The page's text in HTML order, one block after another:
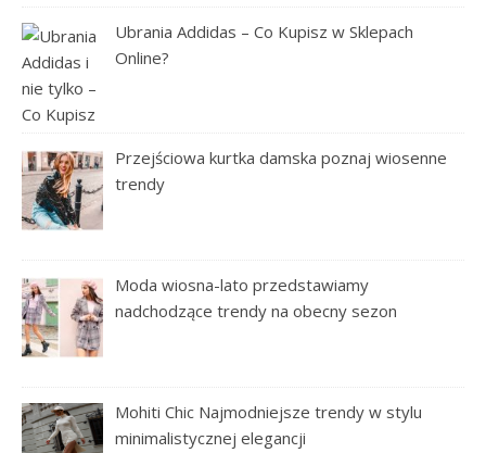
Ubrania Addidas – Co Kupisz w Sklepach
Online?
Przejściowa kurtka damska poznaj wiosenne
trendy
Moda wiosna-lato przedstawiamy
nadchodzące trendy na obecny sezon
Mohiti Chic Najmodniejsze trendy w stylu
minimalistycznej elegancji